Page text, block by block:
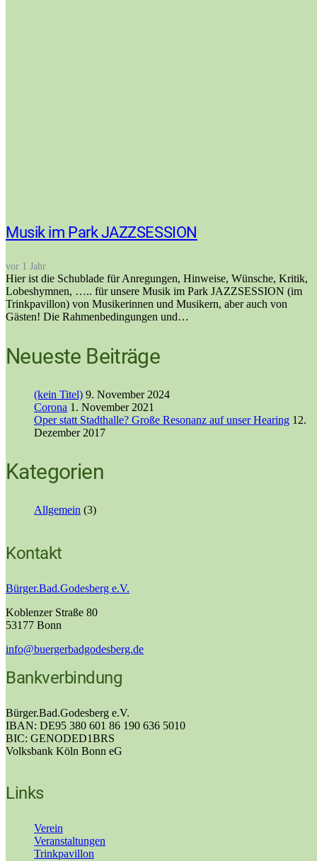
Musik im Park JAZZSESSION
vor 1 Jahr
Hier ist die Schublade für Anregungen, Hinweise, Wünsche, Kritik,
Lobeshymnen, ….. für unsere Musik im Park JAZZSESSION (im
Trinkpavillon) von Musikerinnen und Musikern, aber auch von
Gästen! Die Rahmenbedingungen und…
Neueste Beiträge
(kein Titel) 9. November 2024
Corona 1. November 2021
Oper statt Stadthalle? Große Resonanz auf unser Hearing 12.
Dezember 2017
Kategorien
Allgemein (3)
Kontakt
Bürger.Bad.Godesberg e.V.
Koblenzer Straße 80
53177 Bonn
info@buergerbadgodesberg.de
Bankverbindung
Bürger.Bad.Godesberg e.V.
IBAN: DE95 380 601 86 190 636 5010
BIC: GENODED1BRS
Volksbank Köln Bonn eG
Links
Verein
Veranstaltungen
Trinkpavillon